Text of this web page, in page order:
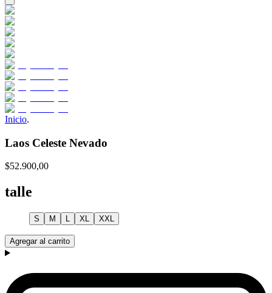
Inicio.
Laos Celeste Nevado
$52.900,00
talle
S M L XL XXL
Agregar al carrito